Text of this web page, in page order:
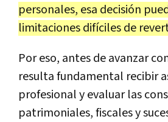
personales, esa decisión
limitaciones difíciles de
Por eso, antes de avanzar
resulta fundamental recibir
profesional y evaluar las
patrimoniales, fiscales y